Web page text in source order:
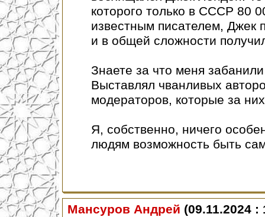
которого только в СССР 80
известным писателем, Джек
и в общей сложности
Знаете за что меня
Выставлял чванливых
модераторов, которые за
Я, собственно, ничего
людям возможность быть
Мансуров Андрей (09.11.2024 :